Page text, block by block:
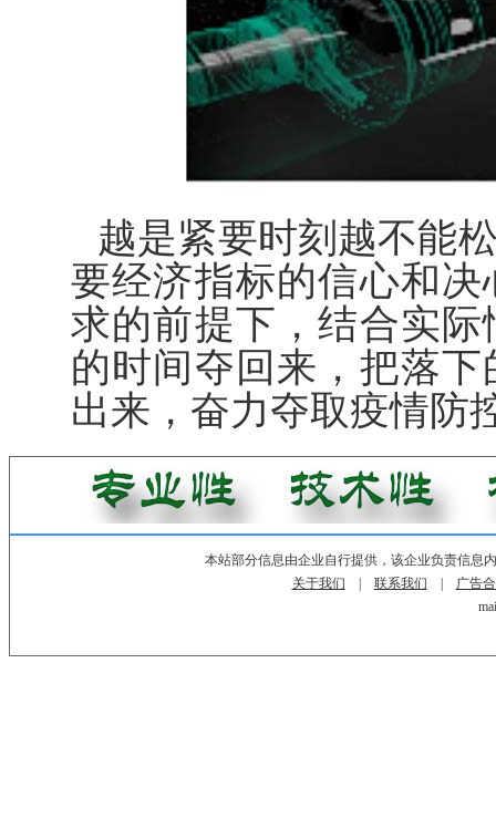
越是紧要时刻越不能
要经济指标的信心和
求的前提下，结合实
的时间夺回来，把落
出来，奋力夺取疫情防
本站部分信息由企业自行提供，该企业负责信息
关于我们
联系我们
广告